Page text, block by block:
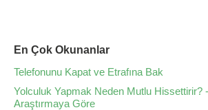
En Çok Okunanlar
Telefonunu Kapat ve Etrafına Bak
Yolculuk Yapmak Neden Mutlu Hissettirir?
Araştırmaya Göre